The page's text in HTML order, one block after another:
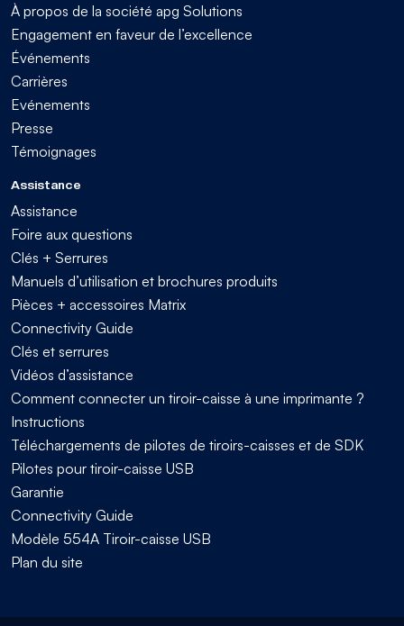
À propos de la société apg Solutions
Engagement en faveur de l’excellence
Événements
Carrières
Evénements
Presse
Témoignages
Assistance
Assistance
Foire aux questions
Clés + Serrures
Manuels d’utilisation et brochures produits
Pièces + accessoires Matrix
Connectivity Guide
Clés et serrures
Vidéos d’assistance
Comment connecter un tiroir-caisse à une imprimante ?
Instructions
Téléchargements de pilotes de tiroirs-caisses et de SDK
Pilotes pour tiroir-caisse USB
Garantie
Connectivity Guide
Modèle 554A Tiroir-caisse USB
Plan du site